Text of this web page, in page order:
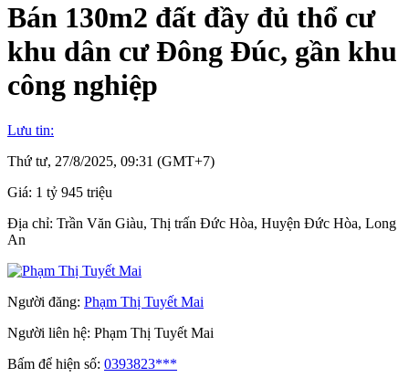
Bán 130m2 đất đầy đủ thổ cư
khu dân cư Đông Đúc, gần khu
công nghiệp
Lưu tin:
Thứ tư, 27/8/2025, 09:31 (GMT+7)
Giá: 1 tỷ 945 triệu
Địa chỉ: Trần Văn Giàu, Thị trấn Đức Hòa, Huyện Đức Hòa, Long
An
Người đăng: Phạm Thị Tuyết Mai
Người liên hệ: Phạm Thị Tuyết Mai
Bấm để hiện số: 0393823***